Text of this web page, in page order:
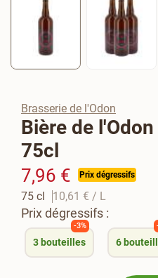
Brasserie de l'Odon
Bière de
75cl
7,96 € Prix dégressifs
75 cl 10,61 € / L
Prix dégressifs :
3 bouteilles
-3%
6